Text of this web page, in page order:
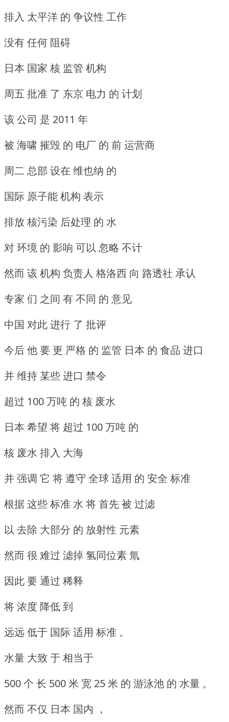
排入 太平洋 的 争议性 工作
没有 任何 阻碍
日本 国家 核 监管 机构
周五 批准 了 东京 电力 的 计划
该 公司 是 2011 年
被 海啸 摧毁 的 电厂 的 前 运营商
周二 总部 设在 维也纳 的
国际 原子能 机构 表示
排放 核污染 后处理 的 水
对 环境 的 影响 可以 忽略 不计
然而 该 机构 负责人 格洛西 向 路透社 承认
专家 们 之间 有 不同 的 意见
中国 对此 进行 了 批评
今后 他 要 更 严格 的 监管 日本 的 食品 进口
并 维持 某些 进口 禁令
超过 100 万吨 的 核 废水
日本 希望 将 超过 100 万吨 的
核 废水 排入 大海
并 强调 它 将 遵守 全球 适用 的 安全 标准
根据 这些 标准 水 将 首先 被 过滤
以 去除 大部分 的 放射性 元素
然而 很 难过 滤掉 氢同位素 氚
因此 要 通过 稀释
将 浓度 降低 到
远远 低于 国际 适用 标准 。
水量 大致 于 相当于
500 个 长 500 米 宽 25 米 的 游泳池 的 水量 。
然而 不仅 日本 国内 ，